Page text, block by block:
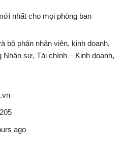
nhất cho mọi phòng ban
bộ phận nhân viên, kinh doanh,
Nhân sự, Tài chính – Kinh doanh,
ago